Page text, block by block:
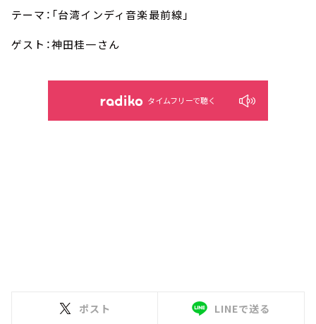
テーマ：「台湾インディ音楽最前線」
ゲスト：神田桂一さん
タイムフリーで聴く
ポスト LINEで送る